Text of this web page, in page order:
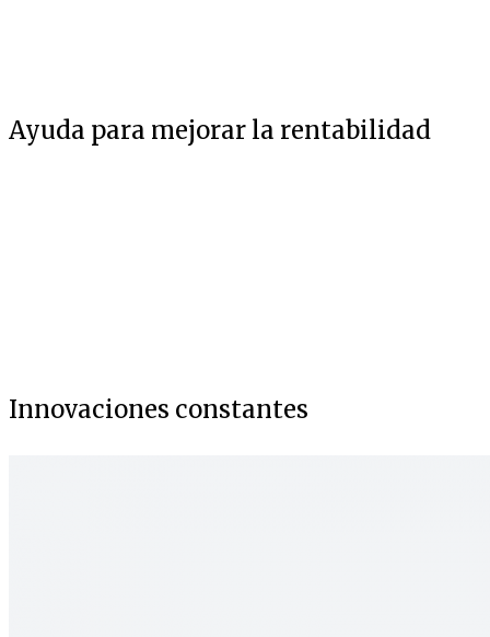
Ayuda para mejorar la rentabilidad
Innovaciones constantes